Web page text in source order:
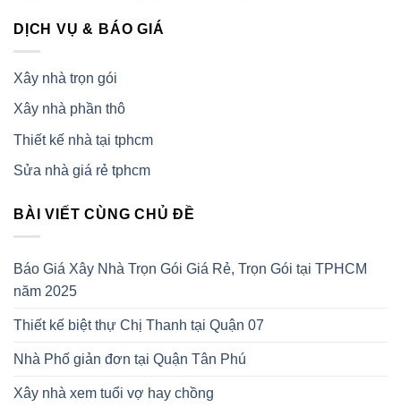
DỊCH VỤ & BÁO GIÁ
Xây nhà trọn gói
Xây nhà phần thô
Thiết kế nhà tại tphcm
Sửa nhà giá rẻ tphcm
BÀI VIẾT CÙNG CHỦ ĐỀ
Báo Giá Xây Nhà Trọn Gói Giá Rẻ, Trọn Gói tại TPHCM
năm 2025
Thiết kế biệt thự Chị Thanh tại Quận 07
Nhà Phố giản đơn tại Quận Tân Phú
Xây nhà xem tuổi vợ hay chồng